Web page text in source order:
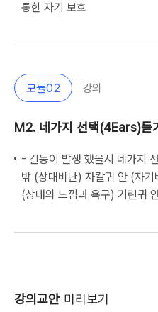
통한 자기 보호                                                        
모듈02 강의
M2. 네가지 선택(4Ears)듣
- 갈등이 발생 했을시 네가지
밖 (상대비난) 자칼귀 안 (자
(상대의 느낌과 욕구) 기린귀 안 (나의 느낌과 욕구
강의교안 미리보기